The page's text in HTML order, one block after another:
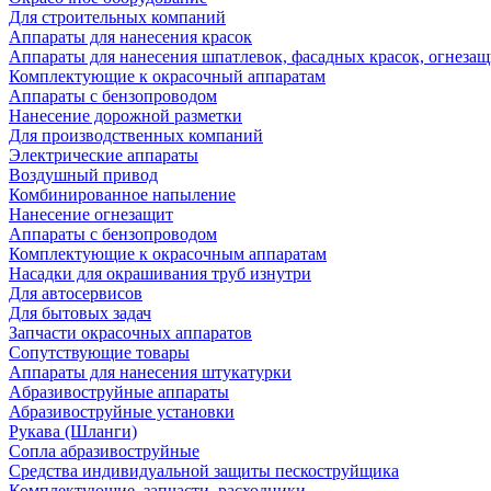
Для строительных компаний
Аппараты для нанесения красок
Аппараты для нанесения шпатлевок, фасадных красок,
Комплектующие к окрасочный аппаратам
Аппараты с бензопроводом
Нанесение дорожной разметки
Для производственных компаний
Электрические аппараты
Воздушный привод
Комбинированное напыление
Нанесение огнезащит
Аппараты с бензопроводом
Комплектующие к окрасочным аппаратам
Насадки для окрашивания труб изнутри
Для автосервисов
Для бытовых задач
Запчасти окрасочных аппаратов
Сопутствующие товары
Аппараты для нанесения штукатурки
Aбразивоструйные аппараты
Абразивоструйные установки
Рукава (Шланги)
Сопла абразивоструйные
Средства индивидуальной защиты пескоструйщика